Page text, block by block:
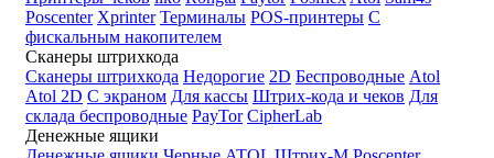
Poscenter Xprinter Терминалы POS-принтеры С
фискальным накопителем
Сканеры штрихкода
Сканеры штрихкода Недорогие 2D Беспроводные Atol
Atol 2D С экраном Для кассы Штрих-кода и чеков Для
склада беспроводные PayTor CipherLab
Денежные ящики